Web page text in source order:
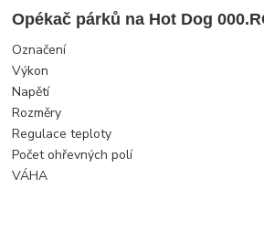
Opékač párků na Hot Dog
Označení
Výkon
Napětí
Rozměry
Regulace teploty
Počet ohřevných polí
VÁHA